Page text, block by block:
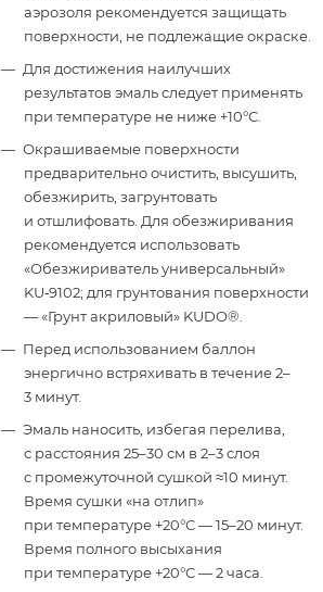
аэрозоля рекомендуется защищать
поверхности, не подлежащие окраске.
Для достижения наилучших
результатов эмаль следует применять
при температуре не ниже +10°С.
Окрашиваемые поверхности
предварительно очистить, высушить,
обезжирить, загрунтовать
и отшлифовать. Для обезжиривания
рекомендуется использовать
«Обезжириватель универсальный»
KU‑9102; для грунтования поверхности
— «Грунт акриловый» KUDO®.
Перед использованием баллон
энергично встряхивать в течение 2–
3 минут.
Эмаль наносить, избегая перелива,
с расстояния 25–30 см в 2–3 слоя
с промежуточной сушкой ≈10 минут.
Время сушки «на отлип»
при температуре +20°С — 15–20 минут.
Время полного высыхания
при температуре +20°С — 2 часа.